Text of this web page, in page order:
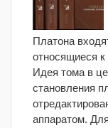
Платона
относящиеся
Идея тома в
становления
аппаратом.